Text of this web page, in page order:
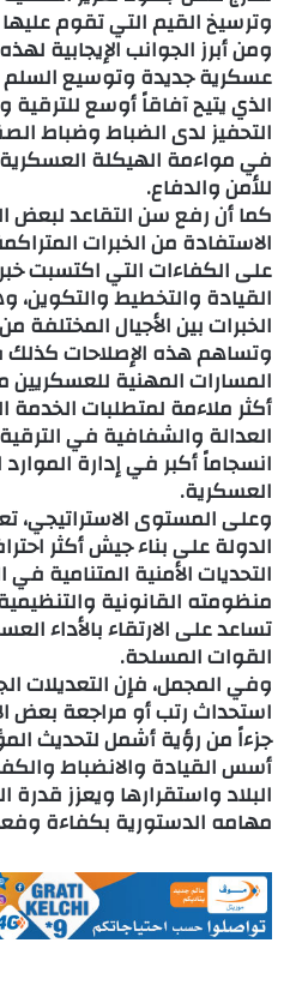
وترسيخ القيم التي تقوم
ومن أبرز الجوانب الإيجابية
عسكرية جديدة وتوسيع السلم
الذي يتيح آفاقاً أوسع للترقية
التحفيز لدى الضباط وضباط
في مواءمة الهيكلة العسكرية
للأمن والدفاع.
كما أن رفع سن التقاعد لبعض
الاستفادة من الخبرات
على الكفاءات التي اكتسبت
القيادة والتخطيط والتكوين،
الخبرات بين الأجيال المختلفة
وتساهم هذه الإصلاحات
المسارات المهنية للعسكريين
أكثر ملاءمة لمتطلبات الخدمة
العدالة والشفافية في
انسجاماً أكبر في إدارة
العسكرية.
وعلى المستوى
الدولة على بناء جيش أكثر
التحديات الأمنية المتنامية
منظومته القانونية
تساعد على الارتقاء بالأداء
القوات المسلحة.
وفي المجمل، فإن التعديلات
استحداث رتب أو مراجعة بعض
جزءاً من رؤية أشمل لتحديث
أسس القيادة والانضباط
البلاد واستقرارها ويعزز
مهامه الدستورية بكفاءة